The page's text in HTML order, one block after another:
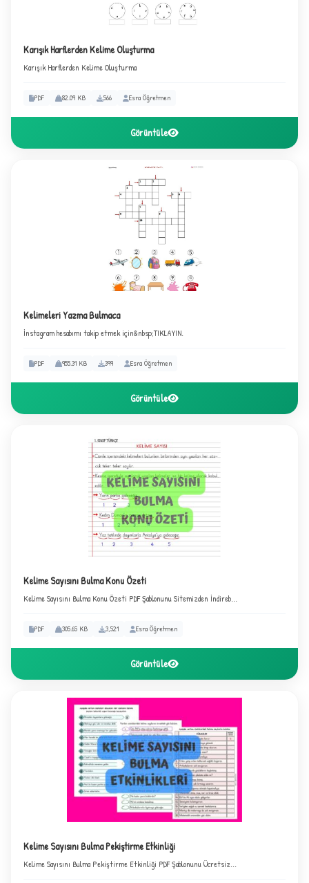
C
Karışık Harflerden Kelime Oluşturma
Karışık Harflerden Kelime Oluşturma
PDF 82.09 KB 566 Esra Öğretmen
Görüntüle
Kelimeleri Yazma Bulmaca
İnstagram hesabımı takip etmek için&nbsp;TIKLAYIN.
PDF 955.31 KB 399 Esra Öğretmen
Görüntüle
Kelime Sayısını Bulma Konu Özeti
Kelime Sayısını Bulma Konu Özeti PDF Şablonunu Sitemizden İndireb...
PDF 305.65 KB 3,521 Esra Öğretmen
Görüntüle
Kelime Sayısını Bulma Pekiştirme Etkinliği
Kelime Sayısını Bulma Pekiştirme Etkinliği PDF Şablonunu Ücretsiz...